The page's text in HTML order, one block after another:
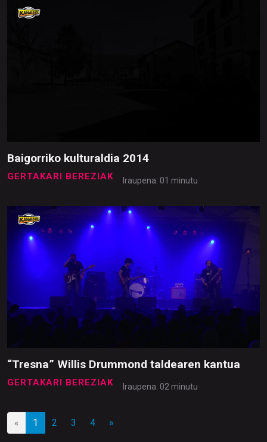
Baigorriko kulturaldia 2014
GERTAKARI BEREZIAK Iraupena: 01 minutu
“Tresna” Willis Drummond taldearen kantua
GERTAKARI BEREZIAK Iraupena: 02 minutu
« 1 2 3 4 »